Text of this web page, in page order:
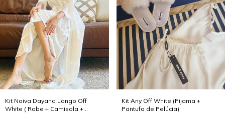
Kit Noiva Dayana Longo Off
White ( Robe + Camisola +
Kit Any Off White (Pijama +
Pantufa de Pelúcia)